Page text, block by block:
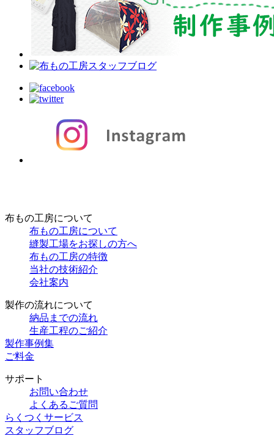
布もの工房について
布もの工房について
縫製工場をお探しの方へ
布もの工房の特徴
当社の技術紹介
会社案内
製作の流れについて
納品までの流れ
生産工程のご紹介
製作事例集
ご料金
サポート
お問い合わせ
よくあるご質問
らくつくサービス
スタッフブログ